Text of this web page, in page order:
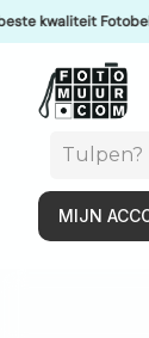
kwaliteit
MIJN